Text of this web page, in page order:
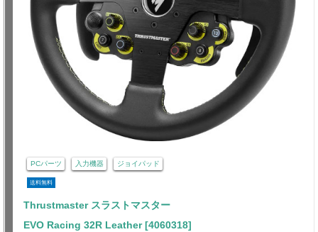
PCパーツ 入力機器 ジョイパッド
送料無料
Thrustmaster スラストマスター
EVO Racing 32R Leather [4060318]